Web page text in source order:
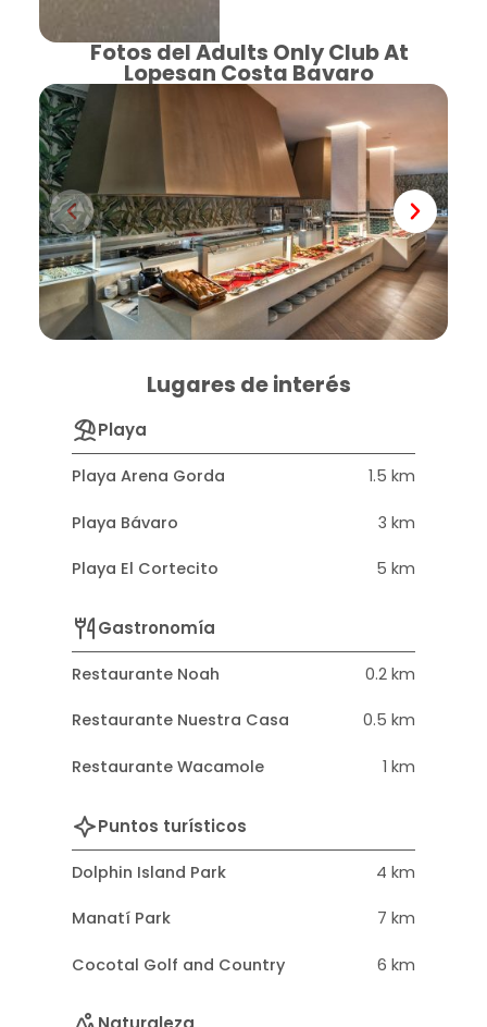
Fotos del Adults Only Club At
Lopesan Costa Bavaro
Lugares de interés
Playa
Playa Arena Gorda 1.5 km
Playa Bávaro 3 km
Playa El Cortecito 5 km
Gastronomía
Restaurante Noah 0.2 km
Restaurante Nuestra Casa 0.5 km
Restaurante Wacamole 1 km
Puntos turísticos
Dolphin Island Park 4 km
Manatí Park 7 km
Cocotal Golf and Country 6 km